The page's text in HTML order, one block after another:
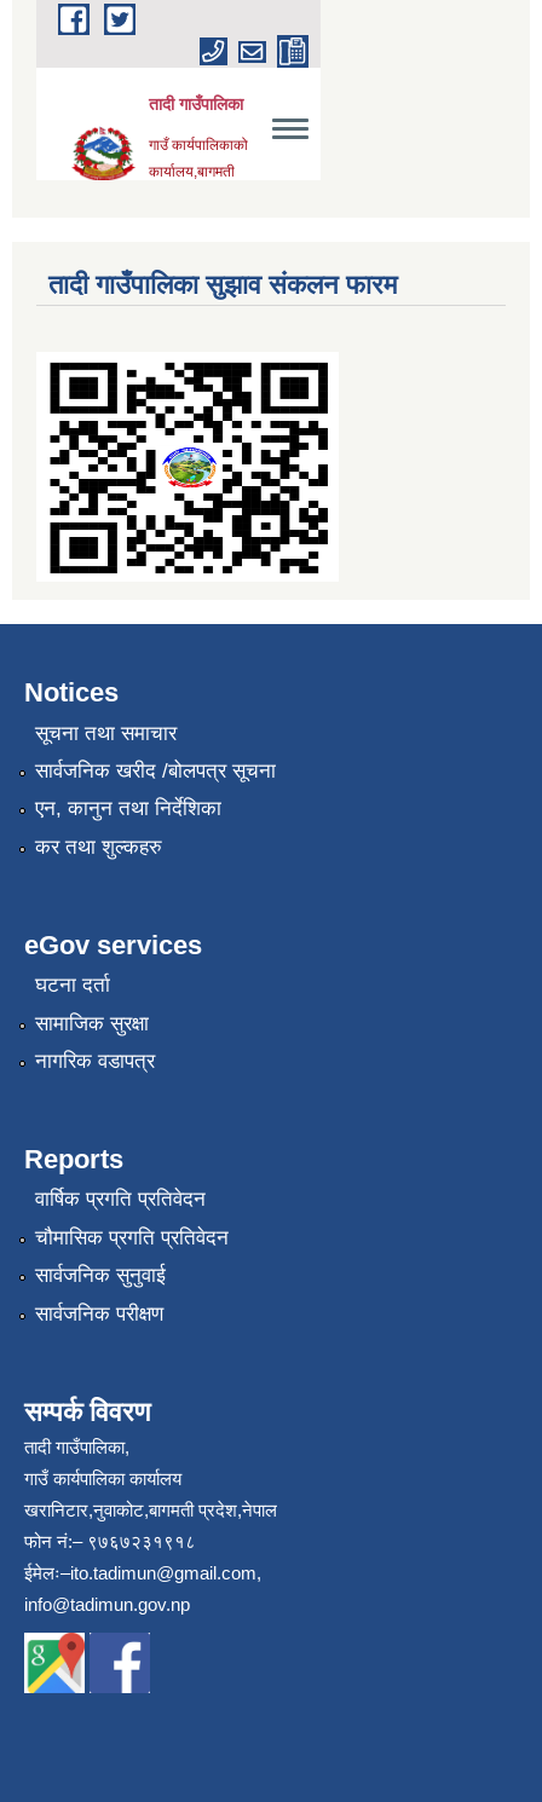
तादी गाउँपालिका सुझाव संकलन फारम
Notices
सूचना तथा समाचार
सार्वजनिक खरीद /बोलपत्र सूचना
एन, कानुन तथा निर्देशिका
कर तथा शुल्कहरु
eGov services
घटना दर्ता
सामाजिक सुरक्षा
नागरिक वडापत्र
Reports
वार्षिक प्रगति प्रतिवेदन
चौमासिक प्रगति प्रतिवेदन
सार्वजनिक सुनुवाई
सार्वजनिक परीक्षण
सम्पर्क विवरण
तादी गाउँपालिका,
गाउँ कार्यपालिका कार्यालय
खरानिटार,नुवाकोट,बागमती प्रदेश,नेपाल
फोन नं:– ९७६७२३१९१८
ईमेलः–ito.tadimun@gmail.com,
info@tadimun.gov.np